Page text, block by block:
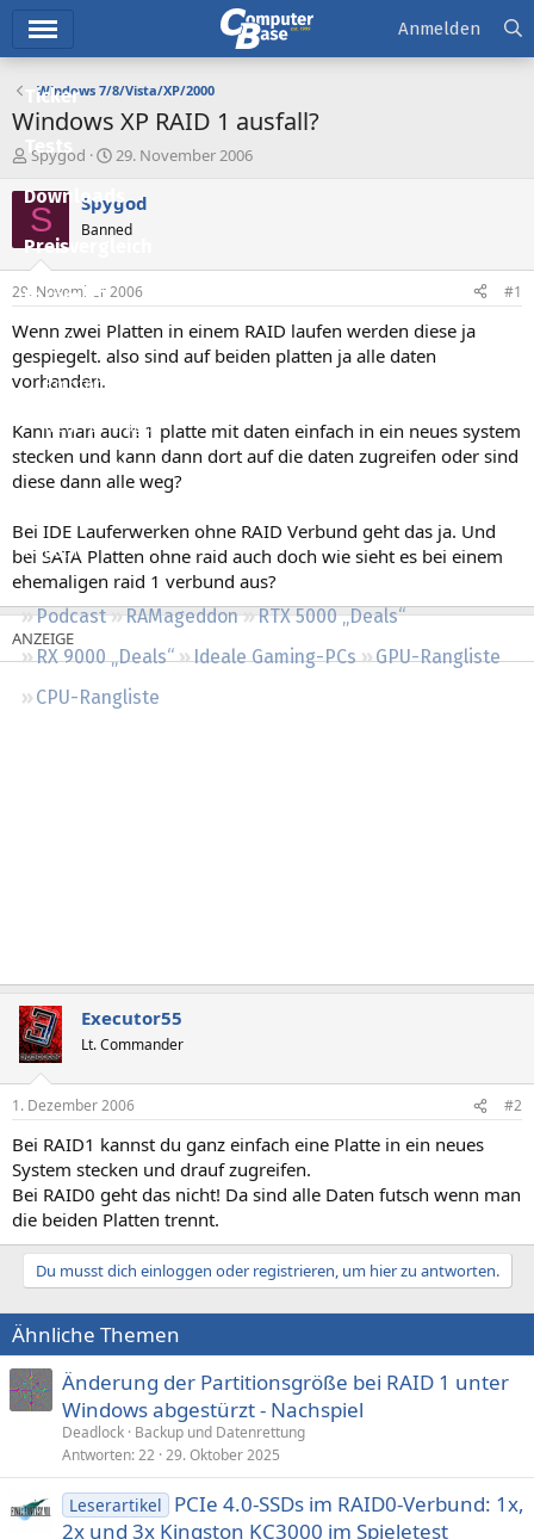
Ticker
Tests
Downloads
Preisvergleich
Forum
Aktuelles
Empfohlene Inhalte
Neue Beiträge
Neueste Aktivitäten
Regeln
Podcast RAMageddon
RTX 5000 „Deals“
RX 9000 „Deals“
Ideale Gaming-PCs
GPU-Rangliste
CPU-Rangliste
Anmelden
Windows 7/8/Vista/XP/2000
Windows XP RAID 1 ausfall?
E
s
t
e
e
r
Spygod
E
s
t
e
l
t
a
m
29. November 2006
S Spygod
Banned
29. November 2006 #1
Wenn zwei Platten in einem RAID laufen werden diese ja
gespiegelt. also sind auf beiden platten ja alle daten
vorhanden.
Kann man auch 1 platte mit daten einfach in ein neues system
stecken und kann dann dort auf die daten zugreifen oder sind
diese dann alle weg?
Bei IDE Lauferwerken ohne RAID Verbund geht das ja. Und
bei SATA Platten ohne raid auch doch wie sieht es bei einem
ehemaligen raid 1 verbund aus?
Executor55
Lt. Commander
1. Dezember 2006 #2
Bei RAID1 kannst du ganz einfach eine Platte in ein neues
System stecken und drauf zugreifen.
Bei RAID0 geht das nicht! Da sind alle Daten futsch wenn man
die beiden Platten trennt.
Du musst dich einloggen oder registrieren, um hier zu antworten.
Ähnliche Themen
Änderung der Partitionsgröße bei RAID 1 unter
Windows abgestürzt - Nachspiel
Deadlock Backup und Datenrettung
Antworten 22 29. Oktober 2025
Leserartikel
PCIe 4.0-SSDs im RAID0-Verbund: 1x,
2x und 3x Kingston KC3000 im Spieletest